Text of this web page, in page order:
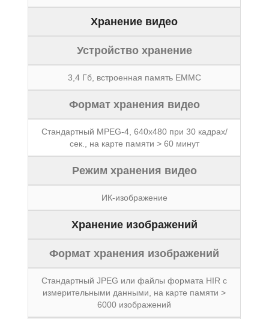
Хранение видео
Устройство хранение
3,4 Гб, встроенная память EMMC
Формат хранения видео
Стандартный MPEG-4, 640x480 при 30 кадрах/
сек., на карте памяти > 60 минут
Режим хранения видео
ИК-изображение
Хранение изображений
Формат хранения изображений
Стандартный JPEG или файлы формата HIR с
измерительными данными, на карте памяти >
6000 изображений